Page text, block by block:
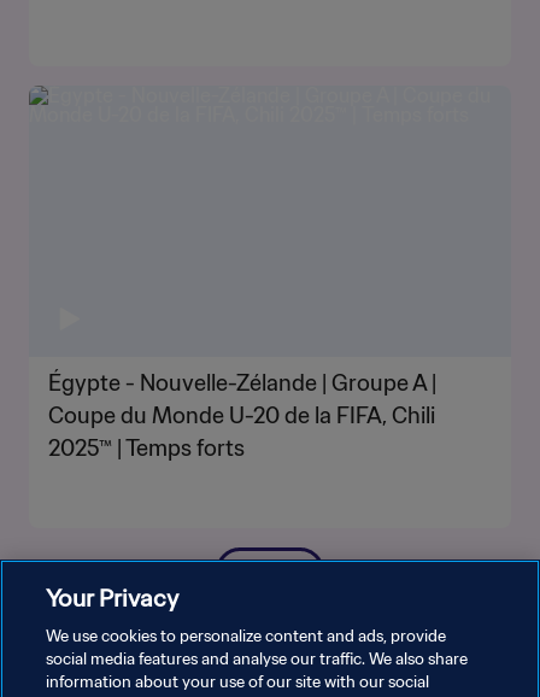
Égypte - Nouvelle-Zélande | Groupe A |
Coupe du Monde U-20 de la FIFA, Chili
2025™ | Temps forts
Your Privacy
We use cookies to personalize content and ads, provide
social media features and analyse our traffic. We also share
information about your use of our site with our social